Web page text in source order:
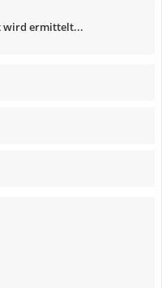
wird ermittelt...